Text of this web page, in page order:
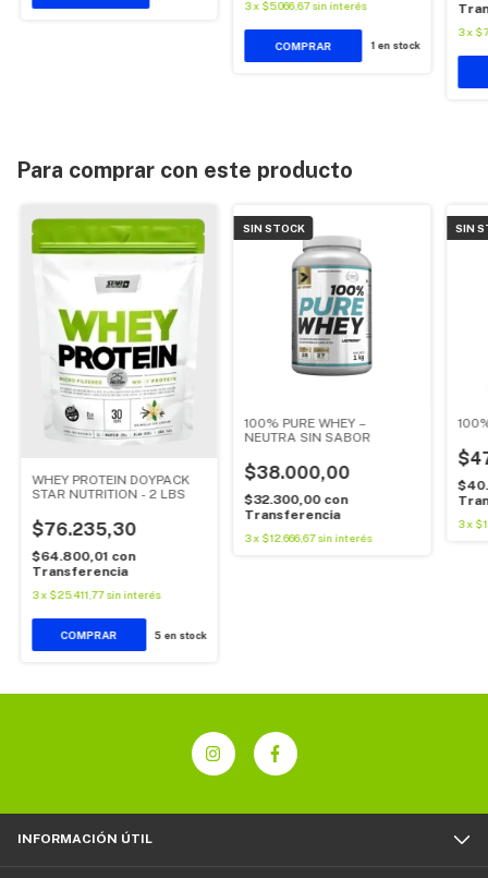
3x $5.066,67 sin interés
1 en stock
3x
Para comprar con este producto
WHEY PROTEIN DOYPACK
STAR NUTRITION - 2 LBS
$76.235,30
$64.800,01 con
Transferencia
3x $25.411,77 sin interés
COMPRAR 5 en stock
SIN STOCK
100% PURE WHEY –
NEUTRA SIN SABOR
$38.000,00
$32.300,00 con
Transferencia
3x $12.666,67 sin interés
SIN
3x
INFORMACIÓN ÚTIL